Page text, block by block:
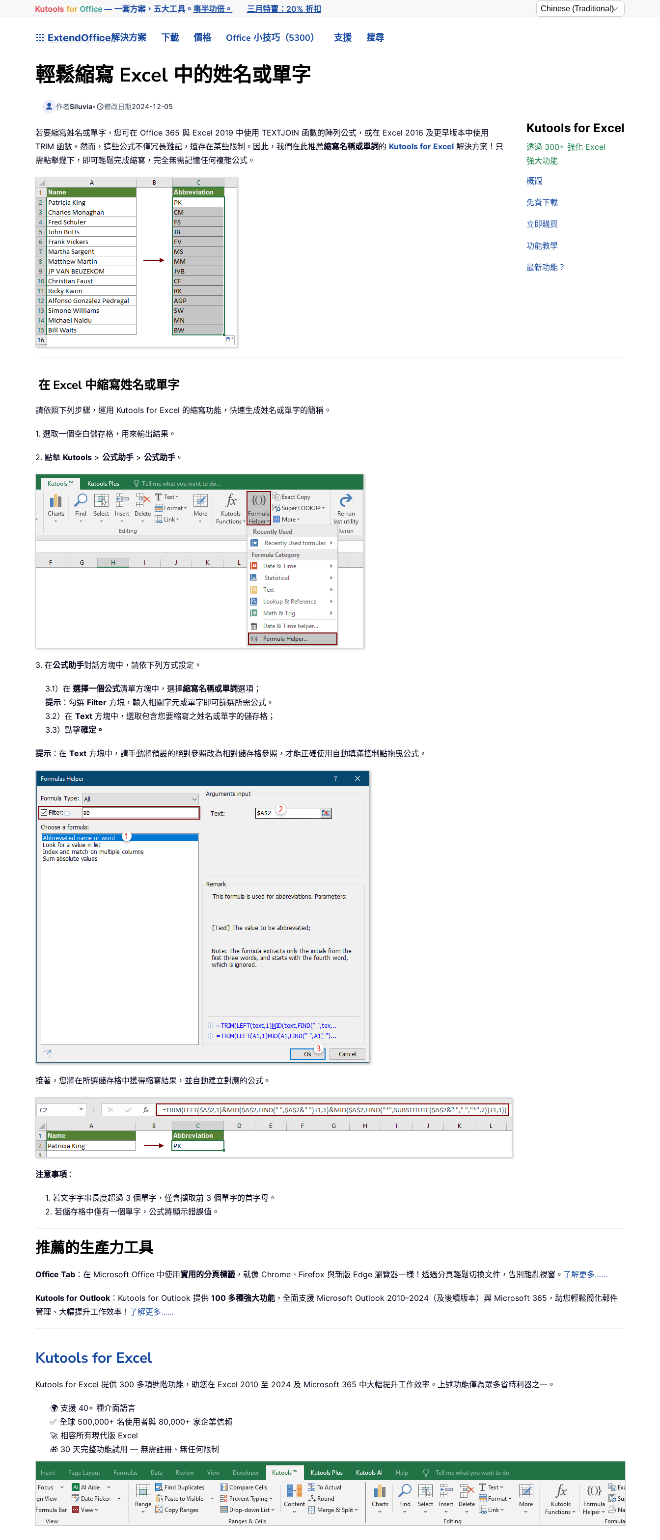
Kutools for Office— 一套方案，五大工具。事半功倍。 三月特賣：20% 折扣
ExtendOffice解決方案 下載 價格 Office 小技巧（5300） 支援 搜尋
輕鬆縮寫 Excel 中的姓名或單字
作者Siluvia• 修改日期2024-12-05
Kutools for Excel
透過 300+ 強化 Excel
強大功能
概觀
免費下載
立即購買
功能教學
最新功能？
若要縮寫姓名或單字，您可在 Office 365 與 Excel 2019 中使用 TEXTJOIN 函數的陣列公式，或在 Excel 2016 及更早版本中使用
TRIM 函數。然而，這些公式不僅冗長難記，還存在某些限制。因此，我們在此推薦縮寫名稱或單詞的 Kutools for Excel 解決方案！只
需點擊幾下，即可輕鬆完成縮寫，完全無需記憶任何複雜公式。
在 Excel 中縮寫姓名或單字
請依照下列步驟，運用 Kutools for Excel 的縮寫功能，快速生成姓名或單字的簡稱。
1. 選取一個空白儲存格，用來輸出結果。
2. 點擊 Kutools > 公式助手 > 公式助手 。
3. 在公式助手對話方塊中，請依下列方式設定。
3.1）在 選擇一個公式清單方塊中，選擇縮寫名稱或單詞選項；
提示 ：勾選 Filter 方塊，輸入相關字元或單字即可篩選所需公式。
3.2）在 Text 方塊中，選取包含您要縮寫之姓名或單字的儲存格；
3.3）點擊確定。
提示 ：在 Text 方塊中，請手動將預設的絕對參照改為相對儲存格參照，才能正確使用自動填滿控制點拖曳公式。
接著，您將在所選儲存格中獲得縮寫結果，並自動建立對應的公式。
注意事項 ：
1. 若文字字串長度超過 3 個單字，僅會擷取前 3 個單字的首字母。
2. 若儲存格中僅有一個單字，公式將顯示錯誤值。
推薦的生產力工具
Office Tab ：在 Microsoft Office 中使用實用的分頁標籤 ，就像 Chrome、Firefox 與新版 Edge 瀏覽器一樣！透過分頁輕鬆切換文件，告別雜亂視窗。 了解更多……
Kutools for Outlook ：Kutools for Outlook 提供 100 多種強大功能 ，全面支援 Microsoft Outlook 2010–2024（及後續版本）與 Microsoft 365，助您輕鬆簡化郵件
管理、大幅提升工作效率！ 了解更多……
Kutools for Excel
Kutools for Excel 提供 300 多項進階功能，助您在 Excel 2010 至 2024 及 Microsoft 365 中大幅提升工作效率。上述功能僅為眾多省時利器之一。
🌍 支援 40+ 種介面語言
✅ 全球 500,000+ 名使用者與 80,000+ 家企業信賴
🚀 相容所有現代版 Excel
🎁 30 天完整功能試用 — 無需註冊、無任何限制